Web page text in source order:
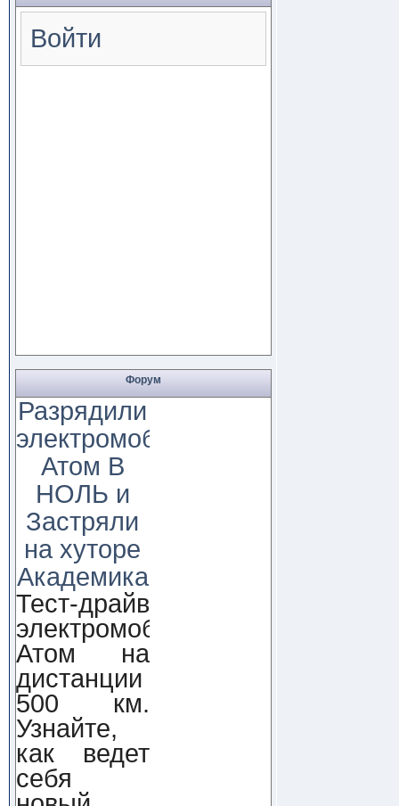
Войти
Форум
Разрядили
электромобиль
Атом В
НОЛЬ и
Застряли
на хуторе
Академика
Тест-драйв
электромобиля
Атом на
дистанции
500 км.
Узнайте,
как ведет
себя